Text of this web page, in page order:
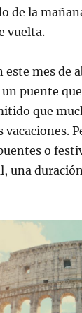
de la
vuelta.
este mes de
puente
que
o
una